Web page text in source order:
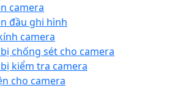
camera
đầu ghi hình
camera
chống sét cho camera
kiểm tra camera
cho camera